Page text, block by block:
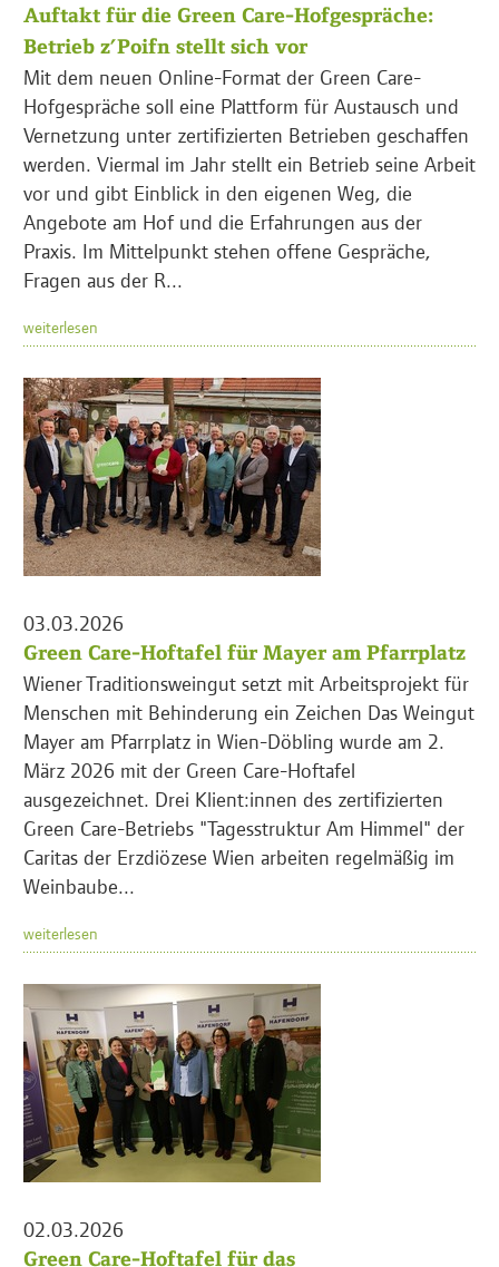
Auftakt für die Green Care-Hofgespräche:
Betrieb z’Poifn stellt sich vor
Mit dem neuen Online-Format der Green Care-
Hofgespräche soll eine Plattform für Austausch und
Vernetzung unter zertifizierten Betrieben geschaffen
werden. Viermal im Jahr stellt ein Betrieb seine Arbeit
vor und gibt Einblick in den eigenen Weg, die
Angebote am Hof und die Erfahrungen aus der
Praxis. Im Mittelpunkt stehen offene Gespräche,
Fragen aus der R...
weiterlesen
03.03.2026
Green Care-Hoftafel für Mayer am Pfarrplatz
Wiener Traditionsweingut setzt mit Arbeitsprojekt für
Menschen mit Behinderung ein Zeichen Das Weingut
Mayer am Pfarrplatz in Wien-Döbling wurde am 2.
März 2026 mit der Green Care-Hoftafel
ausgezeichnet. Drei Klient:innen des zertifizierten
Green Care-Betriebs "Tagesstruktur Am Himmel" der
Caritas der Erzdiözese Wien arbeiten regelmäßig im
Weinbaube...
weiterlesen
02.03.2026
Green Care-Hoftafel für das